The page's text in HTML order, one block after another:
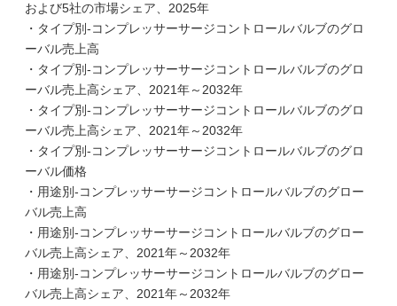
および5社の市場シェア、2025年
・タイプ別-コンプレッサーサージコントロールバルブのグロ
ーバル売上高
・タイプ別-コンプレッサーサージコントロールバルブのグロ
ーバル売上高シェア、2021年～2032年
・タイプ別-コンプレッサーサージコントロールバルブのグロ
ーバル売上高シェア、2021年～2032年
・タイプ別-コンプレッサーサージコントロールバルブのグロ
ーバル価格
・用途別-コンプレッサーサージコントロールバルブのグロー
バル売上高
・用途別-コンプレッサーサージコントロールバルブのグロー
バル売上高シェア、2021年～2032年
・用途別-コンプレッサーサージコントロールバルブのグロー
バル売上高シェア、2021年～2032年